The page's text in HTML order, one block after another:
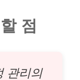
점
관리의